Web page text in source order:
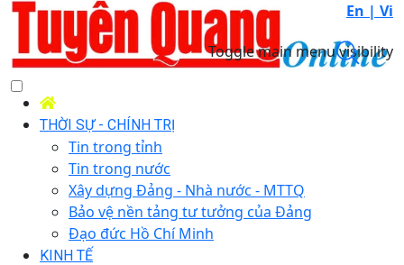
En | Vi
Toggle main menu visibility
THỜI SỰ - CHÍNH TRỊ
Tin trong tỉnh
Tin trong nước
Xây dựng Đảng - Nhà nước - MTTQ
Bảo vệ nền tảng tư tưởng của Đảng
Đạo đức Hồ Chí Minh
KINH TẾ